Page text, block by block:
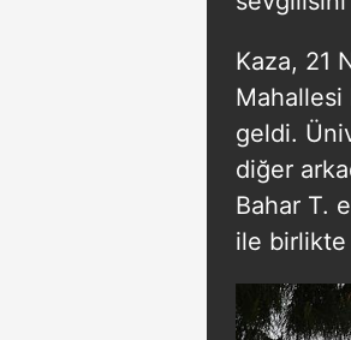
Kaza, 21
Mahallesi
geldi.
diğer
Bahar T.
ile birlikte